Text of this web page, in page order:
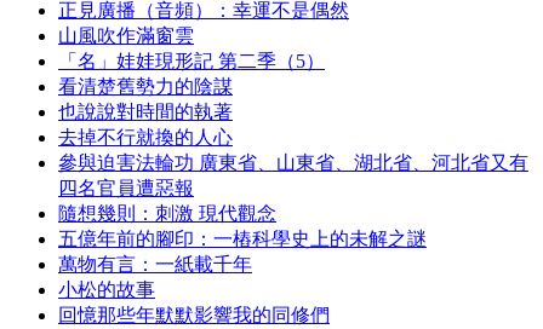
正見廣播（音頻）：幸運不是偶然
山風吹作滿窗雲
「名」娃娃現形記 第二季（5）
看清楚舊勢力的陰謀
也說說對時間的執著
去掉不行就換的人心
參與迫害法輪功 廣東省、山東省、湖北省、河北省又有
四名官員遭惡報
隨想幾則：刺激 現代觀念
五億年前的腳印：一樁科學史上的未解之謎
萬物有言：一紙載千年
小松的故事
回憶那些年默默影響我的同修們